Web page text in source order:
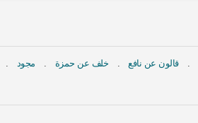
قالون عن نافع خلف عن حمزة مجود